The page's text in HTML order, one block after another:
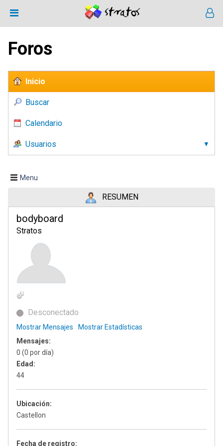
Foros
Inicio
Buscar
Calendario
Usuarios
Menu
RESUMEN
bodyboard
Stratos
Desconectado
Mostrar Mensajes
Mostrar Estadísticas
Mensajes:
0 (0 por día)
Edad:
44
Ubicación:
Castellon
Fecha de registro: